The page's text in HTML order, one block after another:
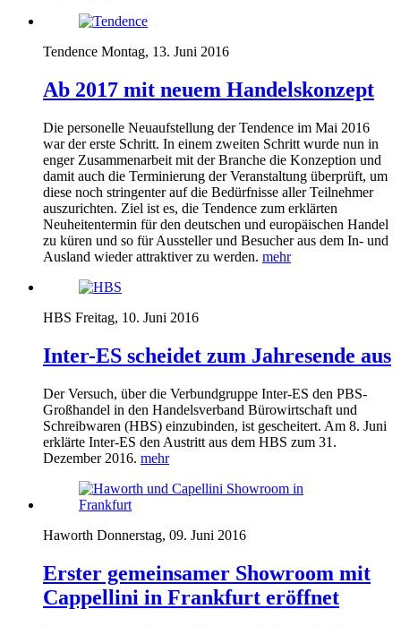
Tendence Montag, 13. Juni 2016
Ab 2017 mit neuem Handelskonzept
Die personelle Neuaufstellung der Tendence im Mai 2016
war der erste Schritt. In einem zweiten Schritt wurde nun in
enger Zusammenarbeit mit der Branche die Konzeption und
damit auch die Terminierung der Veranstaltung überprüft, um
diese noch stringenter auf die Bedürfnisse aller Teilnehmer
auszurichten. Ziel ist es, die Tendence zum erklärten
Neuheitentermin für den deutschen und europäischen Handel
zu küren und so für Aussteller und Besucher aus dem In- und
Ausland wieder attraktiver zu werden. mehr
HBS Freitag, 10. Juni 2016
Inter-ES scheidet zum Jahresende aus
Der Versuch, über die Verbundgruppe Inter-ES den PBS-
Großhandel in den Handelsverband Bürowirtschaft und
Schreibwaren (HBS) einzubinden, ist gescheitert. Am 8. Juni
erklärte Inter-ES den Austritt aus dem HBS zum 31.
Dezember 2016. mehr
Haworth Donnerstag, 09. Juni 2016
Erster gemeinsamer Showroom mit
Cappellini in Frankfurt eröffnet